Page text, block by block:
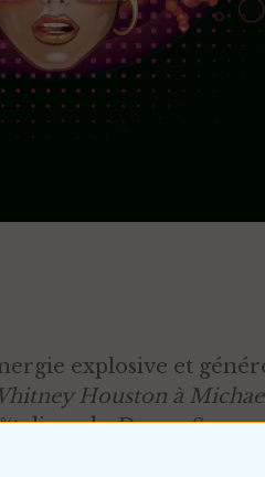
explosive et
Houston à
disco deDonna